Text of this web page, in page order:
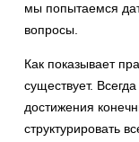
мы попытаемся
вопросы.
Как показывает
существует.
достижения
структурировать